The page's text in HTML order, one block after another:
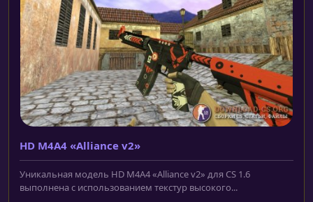
HD M4A4 «Alliance v2»
Уникальная модель HD M4A4 «Alliance v2» для CS 1.6
выполнена с использованием текстур высокого...